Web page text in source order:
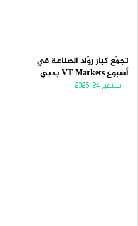
تجمّع كبار روّاد الصناعة في
أسبوع VT Markets بدبي
سبتمبر 24, 2025